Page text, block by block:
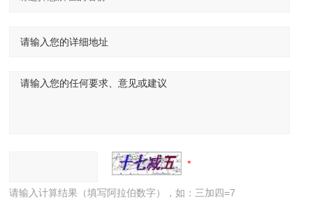
请输入计算结果（填写阿拉伯数字），如：三加四=7